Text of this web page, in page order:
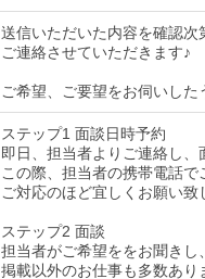
送信いただいた内容を確認次
ご連絡させていただきます♪
ご希望、ご要望をお伺いした
ステップ1 面談日時予約
即日、担当者よりご連絡し、
この際、担当者の携帯電話で
ご対応のほど宜しくお願い致
ステップ2 面談
担当者がご希望ををお聞きし
掲載以外のお仕事も多数あ